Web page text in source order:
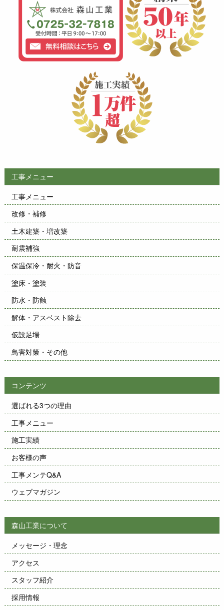
工事メニュー
工事メニュー
改修・補修
土木建築・増改築
耐震補強
保温保冷・耐火・防音
塗床・塗装
防水・防蝕
解体・アスベスト除去
仮設足場
鳥害対策・その他
コンテンツ
選ばれる3つの理由
工事メニュー
施工実績
お客様の声
工事メンテQ&A
ウェブマガジン
森山工業について
メッセージ・理念
アクセス
スタッフ紹介
採用情報